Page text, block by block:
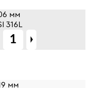
мм
316L
мм